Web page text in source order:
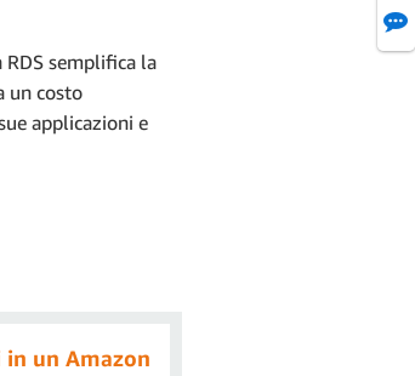
e
semplifica la
un costo
applicazioni e
un Amazon